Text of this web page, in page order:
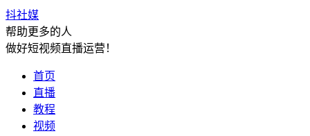
抖社媒
帮助更多的人
做好短视频直播运营！
首页
直播
教程
视频